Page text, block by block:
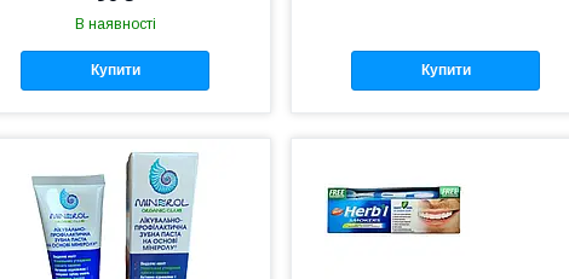
В наявності
Купити Купити